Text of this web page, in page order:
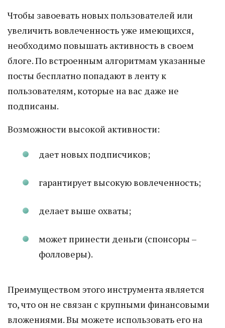
Чтобы завоевать новых пользователей или
увеличить вовлеченность уже имеющихся,
необходимо повышать активность в своем
блоге. По встроенным алгоритмам указанные
посты бесплатно попадают в ленту к
пользователям, которые на вас даже не
подписаны.
Возможности высокой активности:
дает новых подписчиков;
гарантирует высокую вовлеченность;
делает выше охваты;
может принести деньги (спонсоры –
фолловеры).
Преимуществом этого инструмента является
то, что он не связан с крупными финансовыми
вложениями. Вы можете использовать его на